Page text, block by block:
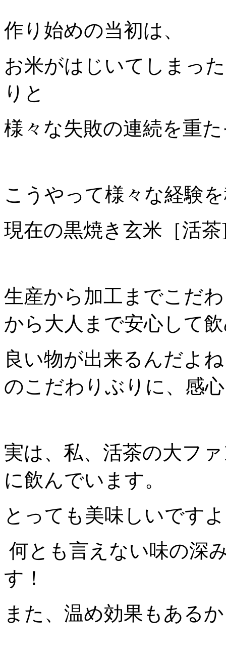
作り始めの当初は、
お米がはじいてしまっ
りと
様々な失敗の連続を重
こうやって様々な経験
現在の黒焼き玄米［活
生産から加工までこだ
から大人まで安心して
良い物が出来るんだよ
のこだわりぶりに、感
実は、私、活茶の大フ
に飲んでいます。
とっても美味しいです
何とも言えない味の深
す！
また、温め効果もある